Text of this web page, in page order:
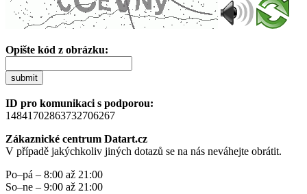
Opište kód z obrázku:
submit
ID pro komunikaci s podporou:
14841702863732706267
Zákaznické centrum Datart.cz
V případě jakýchkoliv jiných dotazů se na nás neváhejte obrátit.
Po–pá – 8:00 až 21:00
So–ne – 9:00 až 21:00